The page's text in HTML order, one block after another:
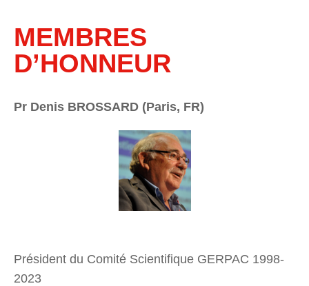
MEMBRES
D’HONNEUR
Pr Denis BROSSARD (Paris, FR)
Président du Comité Scientifique GERPAC 1998-
2023